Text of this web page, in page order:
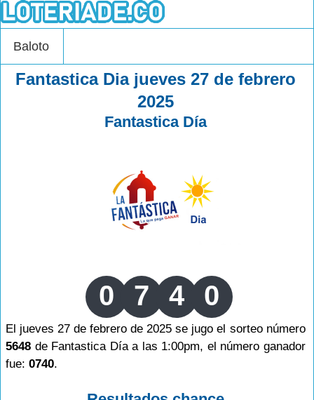
Baloto
Fantastica Dia jueves 27 de febrero
2025
Fantastica Día
0 7 4 0
El jueves 27 de febrero de 2025 se jugo el sorteo número
5648 de Fantastica Día a las 1:00pm, el número ganador
fue: 0740.